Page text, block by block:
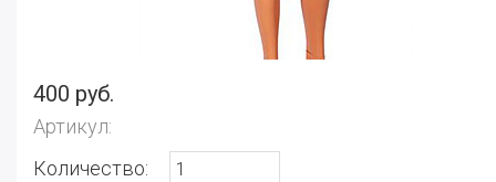
400 руб.
Артикул:
Количество: